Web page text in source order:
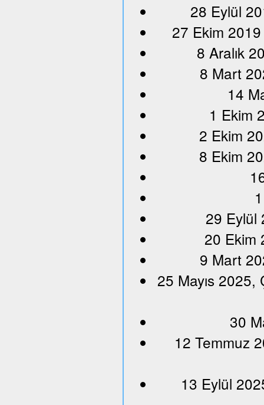
28 Eylül
27 Ekim
8 Aralık
8 Mart
14
1 Ekim
2 Ekim
8 Ekim
29 Eylül
20 Ekim
9 Mart
25 Mayıs
30
12 Temmuz
13 Eylül